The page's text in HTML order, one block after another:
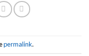
permalink.